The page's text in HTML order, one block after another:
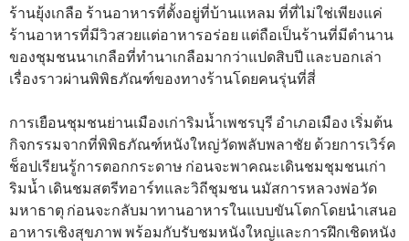
ร้านยุ้งเกลือ ร้านอาหารที่ตั้งอยู่ที่บ้านแหลม ที่ที่ไม่ใช่เพียงแค่
ร้านอาหารที่มีวิวสวยแต่อาหารอร่อย แต่ถือเป็นร้านที่มีตำนาน
ของชุมชนนาเกลือที่ทำนาเกลือมากว่าแปดสิบปี และบอกเล่า
เรื่องราวผ่านพิพิธภัณฑ์ของทางร้านโดยคนรุ่นที่สี่
การเยือนชุมชนย่านเมืองเก่าริมน้ำเพชรบุรี อำเภอเมือง เริ่มต้น
กิจกรรมจากที่พิพิธภัณฑ์หนังใหญ่วัดพลับพลาชัย ด้วยการเวิร์ค
ช็อปเรียนรู้การตอกกระดาษ ก่อนจะพาคณะเดินชมชุมชนเก่า
ริมน้ำ เดินชมสตรีทอาร์ทและวิถีชุมชน นมัสการหลวงพ่อวัด
มหาธาตุ ก่อนจะกลับมาทานอาหารในแบบขันโตกโดยนำเสนอ
อาหารเชิงสุขภาพ พร้อมกับรับชมหนังใหญ่และการฝึกเชิดหนัง